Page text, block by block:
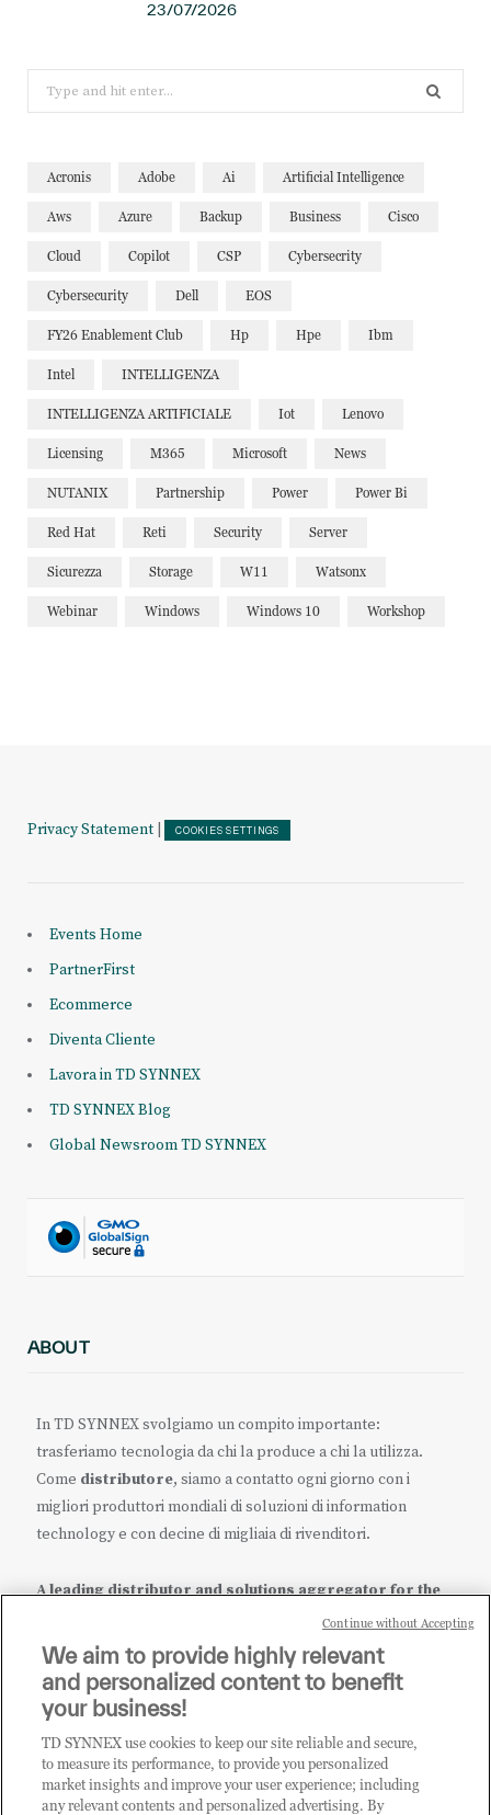
23/07/2026
for:
Acronis Adobe Ai Artificial Intelligence
Aws Azure Backup Business Cisco
Cloud Copilot CSP Cybersecrity
Cybersecurity Dell EOS
FY26 Enablement Club Hp Hpe Ibm
Intel INTELLIGENZA
INTELLIGENZA ARTIFICIALE Iot Lenovo
Licensing M365 Microsoft News
NUTANIX Partnership Power Power Bi
Red Hat Reti Security Server
Sicurezza Storage W11 Watsonx
Webinar Windows Windows 10 Workshop
Privacy Statement COOKIES SETTINGS
Events Home
PartnerFirst
Ecommerce
Diventa Cliente
Lavora in TD SYNNEX
TD SYNNEX Blog
Global Newsroom TD SYNNEX
ABOUT
In TD SYNNEX svolgiamo un compito importante:
trasferiamo tecnologia da chi la produce a chi la utilizza.
Come distributore, siamo a contatto ogni giorno con i
migliori produttori mondiali di soluzioni di information
technology e con decine di migliaia di rivenditori.
A leading distributor and solutions aggregator for the
it.tdsynnex.com|eu.tdsynnex.com|tdsynnex.com
CATEGORIE
We aim to provide highly relevant
and personalized content to benefit
your business!
TD SYNNEX use cookies to keep our site reliable and secure,
to measure its performance, to provide you personalized
market insights and improve your user experience; including
any relevant contents and personalized advertising. By
Continue without Accepting